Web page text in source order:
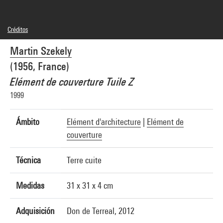
Martin Szekely
(1956, France)
Elément de couverture Tuile Z
1999
Ámbito Elément d'architecture
Elément de
couverture
Técnica Terre cuite
Medidas 31 x 31 x 4 cm
Adquisición Don de Terreal, 2012
Créditos
© Adagp, Paris
Créditos fotográficos : Georges Meguerditchian - Centre Pompidou, MNAM-CCI
Referencia de la imagen : 4N42533